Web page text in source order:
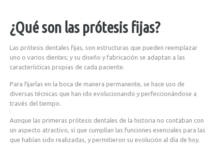
¿Qué son las prótesis fijas?
Las prótesis dentales fijas, son estructuras que pueden reemplazar
uno o varios dientes; y su diseño y fabricación se adaptan a las
características propias de cada paciente.
Para fijarlas en la boca de manera permanente, se hace uso de
diversas técnicas que han ido evolucionando y perfeccionándose a
través del tiempo.
Aunque las primeras prótesis dentales de la historia no contaban con
un aspecto atractivo, sí que cumplían las funciones esenciales para las
que habían sido realizadas, y permitieron su evolución al día de hoy.